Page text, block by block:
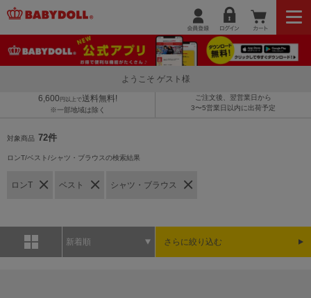
ようこそ ゲスト様
6,600 円以上で送料無料!
※一部地域は除く
ご注文後、翌営業日から
3〜5営業日以内に出荷予定
対象商品 72件
ロンT/ベスト/シャツ・ブラウスの検索結果
ロンT ベスト シャツ・ブラウス
新着順 さらに絞り込む